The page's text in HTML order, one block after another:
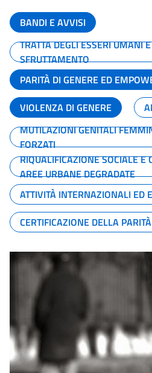
BANDI E AVVISI
TRATTA DEGLI ESSERI UMANI
SFRUTTAMENTO
PARITÀ DI GENERE ED
VIOLENZA DI GENERE
MUTILAZIONI GENITALI
FORZATI
RIQUALIFICAZIONE SOCIALE E
AREE URBANE DEGRADATE
ATTIVITÀ INTERNAZIONALI ED
CERTIFICAZIONE DELLA